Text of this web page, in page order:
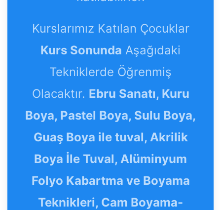
Kurslarımız Katılan Çocuklar
Kurs Sonunda Aşağıdaki
Tekniklerde Öğrenmiş
Olacaktır. Ebru Sanatı, Kuru
Boya, Pastel Boya, Sulu Boya,
Guaş Boya ile tuval, Akrilik
Boya İle Tuval, Alüminyum
Folyo Kabartma ve Boyama
Teknikleri, Cam Boyama-